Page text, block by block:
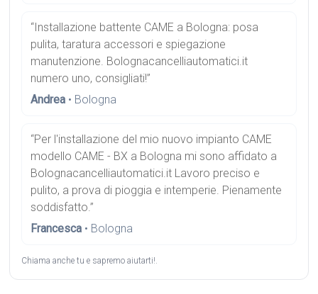
“Installazione battente CAME a Bologna: posa
pulita, taratura accessori e spiegazione
manutenzione. Bolognacancelliautomatici.it
numero uno, consigliati!”
Andrea • Bologna
“Per l'installazione del mio nuovo impianto CAME
modello CAME - BX a Bologna mi sono affidato a
Bolognacancelliautomatici.it Lavoro preciso e
pulito, a prova di pioggia e intemperie. Pienamente
soddisfatto.”
Francesca • Bologna
Chiama anche tu e sapremo aiutarti!.